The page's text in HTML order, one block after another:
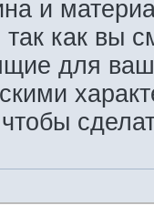
и
как вы
для